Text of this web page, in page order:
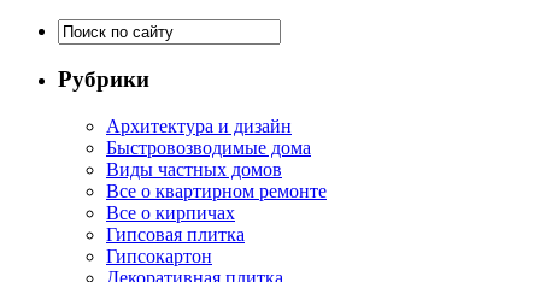
Рубрики
Архитектура и дизайн
Быстровозводимые дома
Виды частных домов
Все о квартирном ремонте
Все о кирпичах
Гипсовая плитка
Гипсокартон